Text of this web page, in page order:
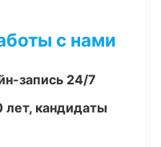
с нами
запись 24/7
лет, кандидаты